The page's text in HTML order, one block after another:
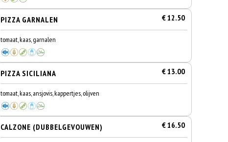
PIZZA GARNALEN € 12.50
tomaat, kaas, garnalen
PIZZA SICILIANA € 13.00
tomaat, kaas, ansjovis, kappertjes, olijven
CALZONE (DUBBELGEVOUWEN) € 16.50